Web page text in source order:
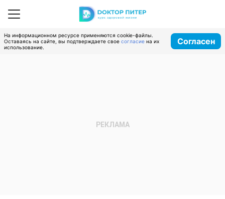
На информационном ресурсе применяются cookie-файлы.
Оставаясь на сайте, вы подтверждаете свое согласие на их
использование.
Согласен